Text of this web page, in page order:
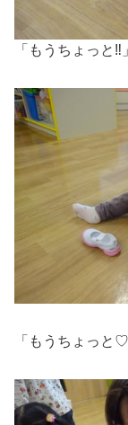
「もうちょっと‼️」
「もうちょっと♡